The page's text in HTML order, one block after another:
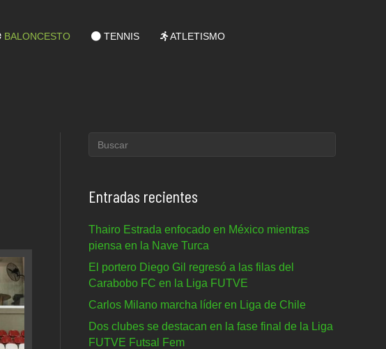
BALONCESTO TENNIS ATLETISMO
Entradas recientes
Thairo Estrada enfocado en México mientras
piensa en la Nave Turca
El portero Diego Gil regresó a las filas del
Carabobo FC en la Liga FUTVE
Carlos Milano marcha líder en Liga de Chile
Dos clubes se destacan en la fase final de la Liga
FUTVE Futsal Fem